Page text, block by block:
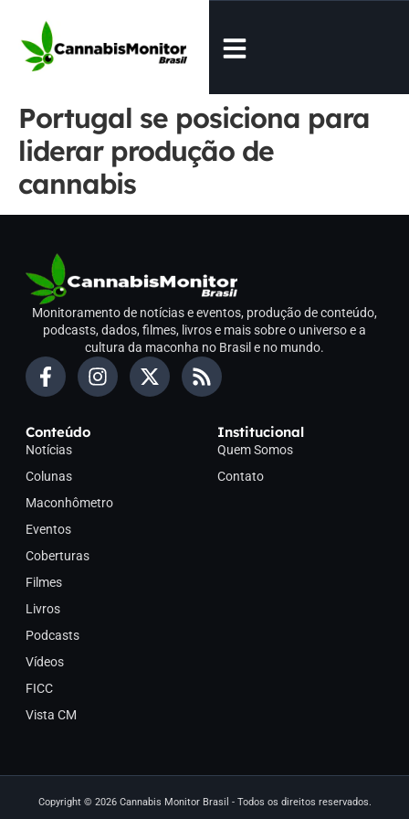
Portugal se posiciona para
liderar produção de
cannabis
Monitoramento de notícias e eventos, produção de conteúdo,
podcasts, dados, filmes, livros e mais sobre o universo e a
cultura da maconha no Brasil e no mundo.
Conteúdo
Notícias
Colunas
Maconhômetro
Eventos
Coberturas
Filmes
Livros
Podcasts
Vídeos
FICC
Vista CM
Institucional
Quem Somos
Contato
Copyright © 2026 Cannabis Monitor Brasil - Todos os direitos reservados.